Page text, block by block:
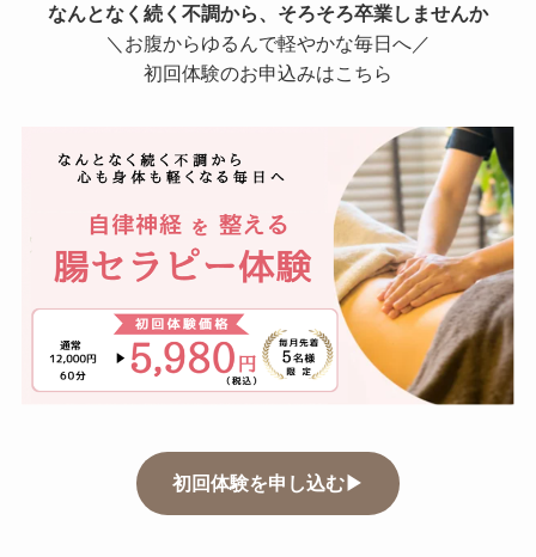
なんとなく続く不調から、そろそろ卒業しませんか
＼お腹からゆるんで軽やかな毎日へ／
初回体験のお申込みはこちら
初回体験を申し込む▶